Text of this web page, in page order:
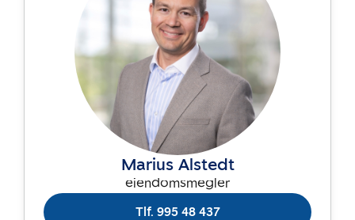
Marius Alstedt
eiendomsmegler
Tlf. 995 48 437